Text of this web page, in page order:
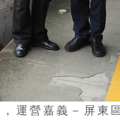
運營嘉義－屏東